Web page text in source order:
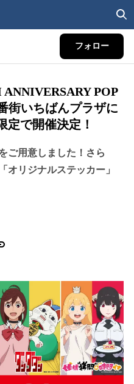
フォロー
ANNIVERSARY POP
街いちばんプラザに
定で開催決定！
ご用意しました！さら
オリジナルステッカー」